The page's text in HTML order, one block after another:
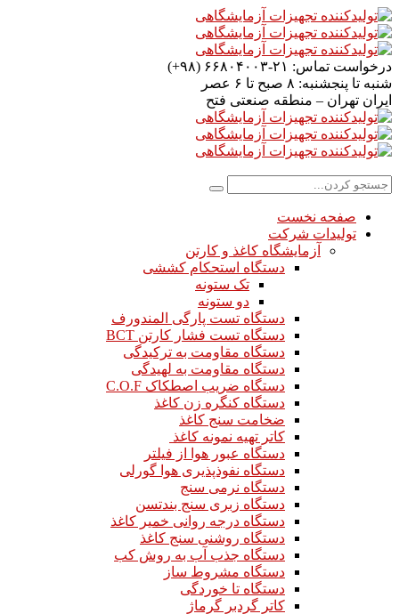
درخواست تماس: ۲۱-۶۶۸۰۴۰۰۳ (۹۸+)
شنبه تا پنجشنبه: ۸ صبح تا ۶ عصر
ایران تهران – منطقه صنعتی فتح
صفحه نخست
تولیدات شرکت
آزمایشگاه کاغذ و کارتن
دستگاه استحکام کششی
تک ستونه
دو ستونه
دستگاه تست پارگی المندورف
دستگاه تست فشار کارتن BCT
دستگاه مقاومت به ترکیدگی
دستگاه مقاومت به لهیدگی
دستگاه ضریب اصطکاک C.O.F
دستگاه کنگره زن کاغذ
ضخامت سنج کاغذ
کاتر تهیه نمونه کاغذ
دستگاه عبور هوا از فیلتر
دستگاه نفوذپذیری هوا گورلی
دستگاه نرمی سنج
دستگاه زبری سنج بندتسن
دستگاه درجه روانی خمیر کاغذ
دستگاه روشنی سنج کاغذ
دستگاه جذب آب به روش کب
دستگاه مشروط ساز
دستگاه تا خوردگی
کاتر گردبر گرماژ